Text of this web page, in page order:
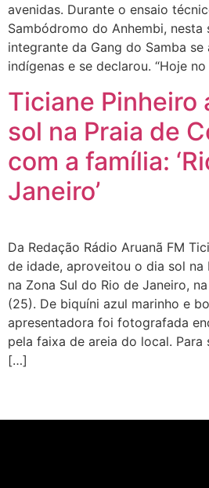
avenidas. Durante o ensaio
Sambódromo do Anhembi,
integrante da Gang do Samba
indígenas e se declarou. “Hoje
Ticiane Pinheiro
sol na Praia de
com a família:
Janeiro’
Da Redação Rádio Aruanã FM
de idade, aproveitou o dia sol na
na Zona Sul do Rio de Janeiro,
(25). De biquíni azul marinho e
apresentadora foi fotografada
pela faixa de areia do local. Para
[…]